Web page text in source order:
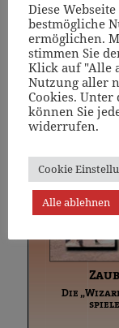
Diese
bestmögliche
ermöglichen.
stimmen Sie
Klick auf "Alle
Nutzung aller
Cookies.
können Sie
widerrufen.
Cookie
Alle ablehnen